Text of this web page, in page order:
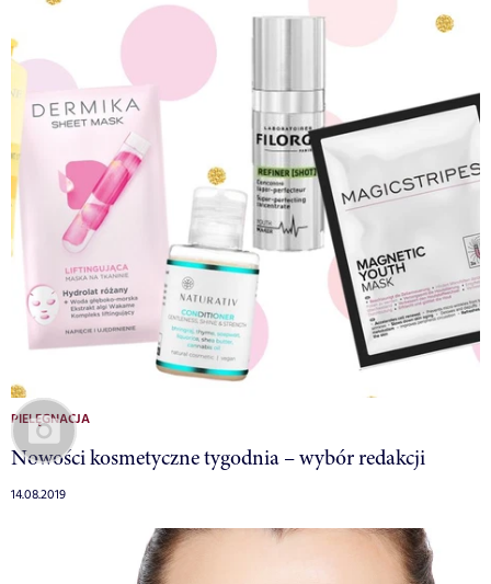
PIELĘGNACJA
Nowości kosmetyczne tygodnia – wybór redakcji
14.08.2019